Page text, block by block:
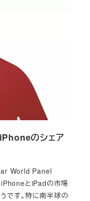
のシェア
World Panel
iPhoneとiPadの市場
です。特に南半球の